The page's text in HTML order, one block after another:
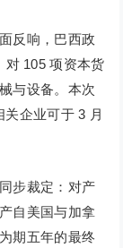
反响，巴西政
对 105 项资本货
与设备。本次
企业可于 3 月
步裁定：对产
自美国与加拿
期五年的最终